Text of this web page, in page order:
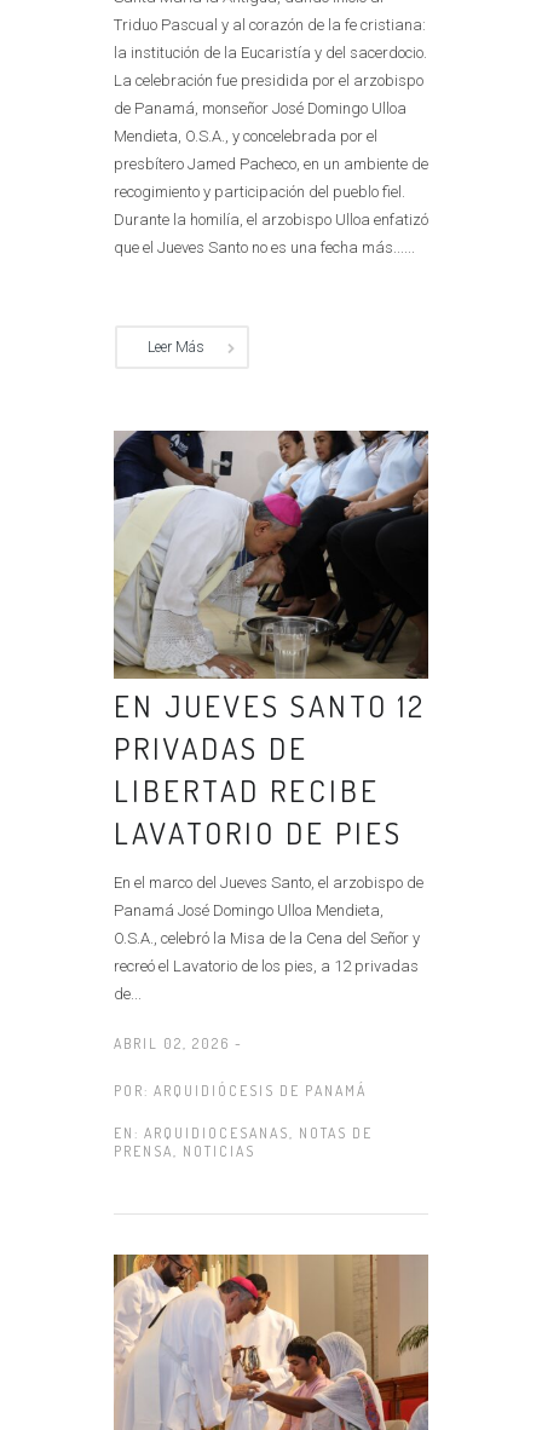
Triduo Pascual y al corazón de la fe cristiana:
la institución de la Eucaristía y del sacerdocio.
La celebración fue presidida por el arzobispo
de Panamá, monseñor José Domingo Ulloa
Mendieta, O.S.A., y concelebrada por el
presbítero Jamed Pacheco, en un ambiente de
recogimiento y participación del pueblo fiel.
Durante la homilía, el arzobispo Ulloa enfatizó
que el Jueves Santo no es una fecha más......
Leer Más
EN JUEVES SANTO 12
PRIVADAS DE
LIBERTAD RECIBE
LAVATORIO DE PIES
En el marco del Jueves Santo, el arzobispo de
Panamá José Domingo Ulloa Mendieta,
O.S.A., celebró la Misa de la Cena del Señor y
recreó el Lavatorio de los pies, a 12 privadas
de...
ABRIL 02, 2026 -
POR: ARQUIDIÓCESIS DE PANAMÁ
EN: ARQUIDIOCESANAS
NOTAS DE
PRENSA
NOTICIAS